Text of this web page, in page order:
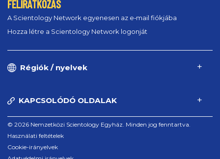
FELIRATKOZÁS
A Scientology Network egyenesen az e‑mail fiókjába
Hozza létre a Scientology Network logonját
Régiók / nyelvek
KAPCSOLÓDÓ OLDALAK
© 2026 Nemzetközi Scientology Egyház. Minden jog fenntartva.
Használati feltételek
Cookie-irányelvek